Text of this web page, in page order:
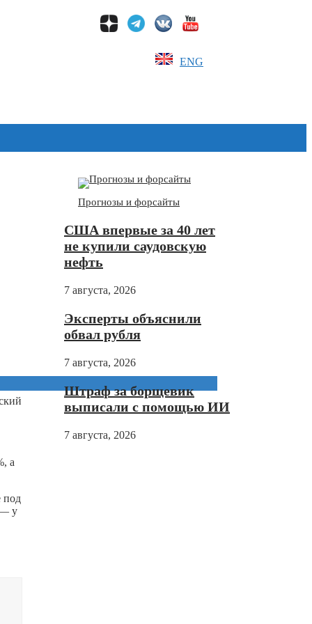
ENG
а
под
— у
Прогнозы и форсайты
США впервые за 40 лет
не купили саудовскую
нефть
7 августа, 2026
Эксперты объяснили
обвал рубля
7 августа, 2026
Штраф за борщевик
выписали с помощью ИИ
7 августа, 2026